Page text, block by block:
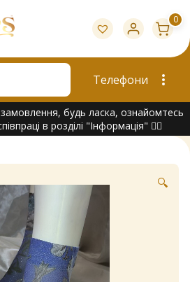
0
Телефони
будь ласка, ознайомтесь
в розділі "Інформація" 👇🏻
🔍